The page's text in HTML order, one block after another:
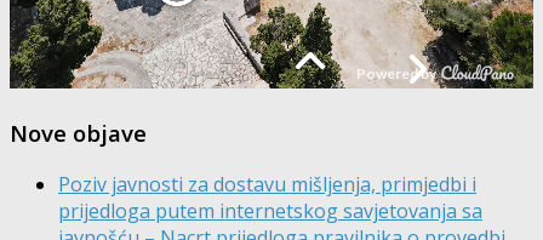
Nove objave
Poziv javnosti za dostavu mišljenja, primjedbi i
prijedloga putem internetskog savjetovanja sa